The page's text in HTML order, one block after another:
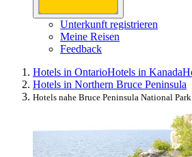
Unterkunft registrieren
Meine Reisen
Feedback
Hotels in OntarioHotels in Kanada
Hotels in Northern Bruce Peninsula
Hotels nahe Bruce Peninsula National Park